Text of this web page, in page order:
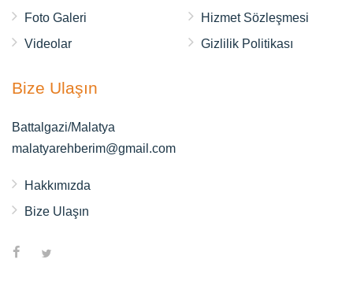
Foto Galeri
Videolar
Hizmet Sözleşmesi
Gizlilik Politikası
Bize Ulaşın
Battalgazi/Malatya
malatyarehberim@gmail.com
Hakkımızda
Bize Ulaşın